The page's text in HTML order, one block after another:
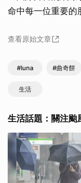
命中每一位重要的
查看原始文章
#luna #曲奇餅
生活
生活話題：關注颱